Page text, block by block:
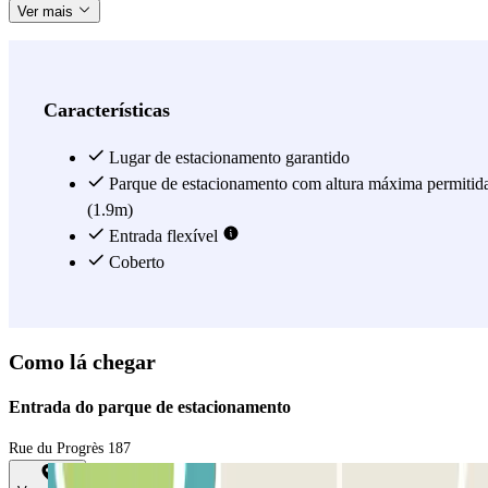
Ver mais
Características
Lugar de estacionamento garantido
Parque de estacionamento com altura máxima
(1.9m)
Entrada flexível
Coberto
Como lá chegar
Entrada do parque de estacionamento
Rue du Progrès 187